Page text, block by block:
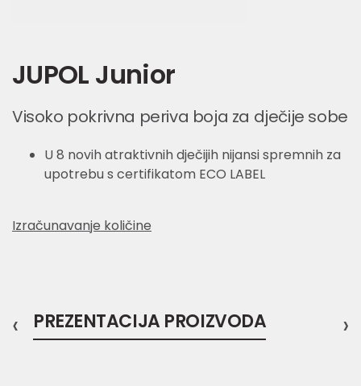
JUPOL Junior
Visoko pokrivna periva boja za dječije sobe
U 8 novih atraktivnih dječijih nijansi spremnih za
upotrebu s certifikatom ECO LABEL
Izračunavanje količine
PREZENTACIJA PROIZVODA
‹ ›